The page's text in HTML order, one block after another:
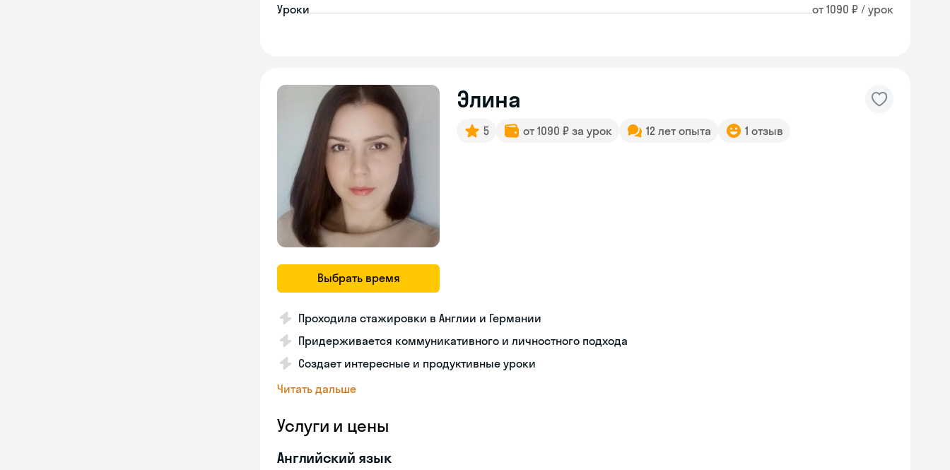
Уроки от 1090 ₽ / урок
Выбрать время
Элина
5 от 1090 ₽ за урок 12 лет опыта 1 отзыв
Проходила стажировки в Англии и Германии
Придерживается коммуникативного и личностного подхода
Создает интересные и продуктивные уроки
Читать дальше
Услуги и цены
Английский язык